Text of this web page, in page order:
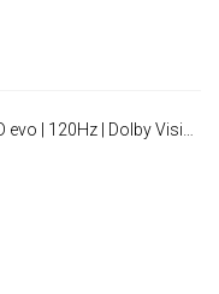
LG OLED evo AI C5 42” | 4K Ultra HD OLED evo | 120Hz | Dolby Vision & Atmos | HDMI 2.1 | Smart TV